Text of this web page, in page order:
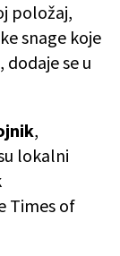
položaj,
snage koje
se u
,
lokalni
Times of